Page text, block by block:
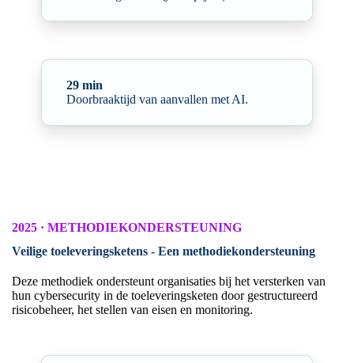
29 min
Doorbraaktijd van aanvallen met AI.
2025 · METHODIEKONDERSTEUNING
Veilige toeleveringsketens - Een methodiekondersteuning
Deze methodiek ondersteunt organisaties bij het versterken van
hun cybersecurity in de toeleveringsketen door gestructureerd
risicobeheer, het stellen van eisen en monitoring.